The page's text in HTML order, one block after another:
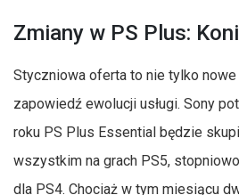
Zmiany w PS Plus:
Styczniowa oferta to nie tylko nowe
zapowiedź ewolucji usługi. Sony
roku PS Plus Essential będzie
wszystkim na grach PS5,
dla PS4. Chociaż w tym miesiącu